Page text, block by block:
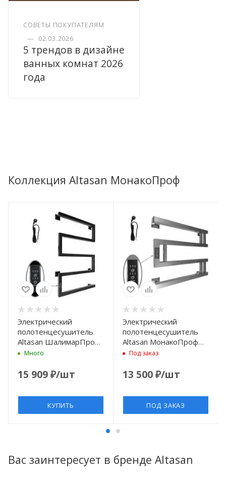
СОВЕТЫ ПОКУПАТЕЛЯМ
— 02.03.2026
5 трендов в дизайне
ванных комнат 2026
года
Коллекция Altasan МонакоПроф
Электрический
полотенцесушитель
Altasan ШалимарПроф
80х50 Черный муар
Много
15 909₽/шт
КУПИТЬ
Электрический
полотенцесушитель
Altasan МонакоПроф
40x50
Графит
Под заказ
13 500₽/шт
ПОД ЗАКАЗ
Вас заинтересует в бренде Altasan